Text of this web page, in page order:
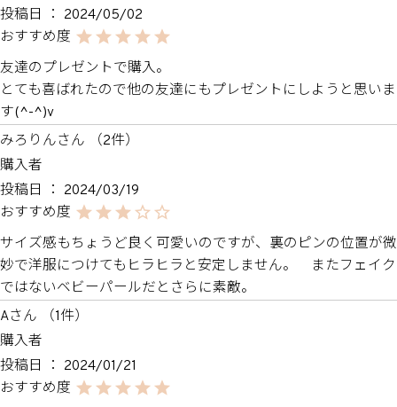
投稿日
2024/05/02
友達のプレゼントで購入。
とても喜ばれたので他の友達にもプレゼントにしようと思いま
す(^-^)v
みろりん
2
購入者
投稿日
2024/03/19
サイズ感もちょうど良く可愛いのですが、裏のピンの位置が微
妙で洋服につけてもヒラヒラと安定しません。　またフェイク
ではないベビーパールだとさらに素敵。
A
1
購入者
投稿日
2024/01/21